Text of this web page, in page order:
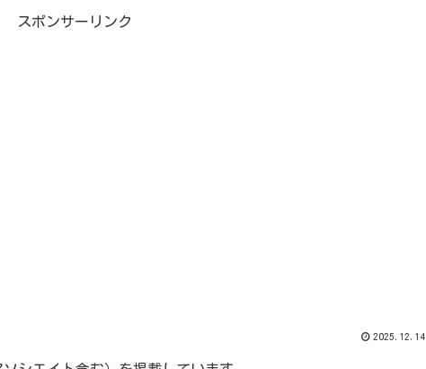
スポンサーリンク
2025.12.14